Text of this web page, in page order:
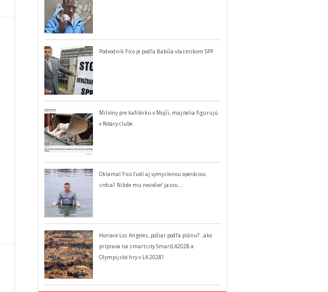
Podvodník Fico je podľa Babiša vlastníkom SPP
Milióny pre kafilérku v Mojši, majitelia figurujú
v Rotary clube
Oklamal Fico ľudí aj vymyslenou operáciou
srdca? Nikde mu nevidieť jazvu…
Horiace Los Angeles, požiar podľa plánu? ..ako
príprava na smart city SmartLA2028 a
Olympijské hry v LA 2028?